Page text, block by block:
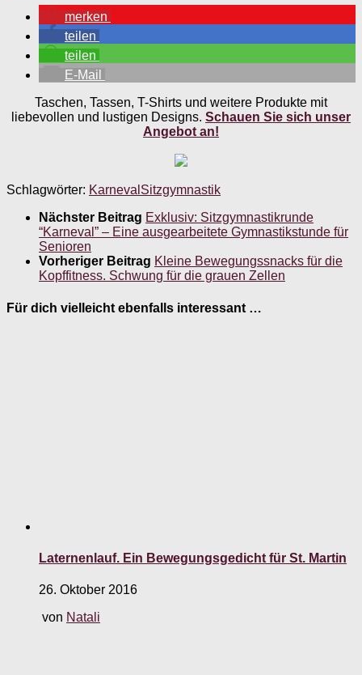
merken
teilen
teilen
E-Mail
Taschen, Tassen, T-Shirts und weitere Produkte mit
liebevollen und lustigen Designs. Schauen Sie sich unser
Angebot an!
Schlagwörter: Karneval Sitzgymnastik
Nächster Beitrag Exklusiv: Sitzgymnastikrunde
“Karneval” – Eine ausgearbeitete Gymnastikstunde für
Senioren
Vorheriger Beitrag Kleine Bewegungssnacks für die
Kopffitness. Schwung für die grauen Zellen
Für dich vielleicht ebenfalls interessant …
Laternenlauf. Ein Bewegungsgedicht für St. Martin
26. Oktober 2016
von Natali